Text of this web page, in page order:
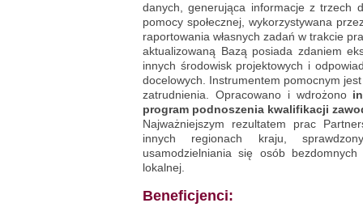
danych, generująca informacje z trzech
pomocy społecznej, wykorzystywana
raportowania własnych zadań w trakcie
aktualizowaną Bazą posiada zdaniem
innych środowisk projektowych i
docelowych. Instrumentem pomocnym
zatrudnienia. Opracowano i wdrożono
program podnoszenia kwalifikacji
Najważniejszym rezultatem prac
innych regionach kraju,
usamodzielniania się osób
lokalnej.
Beneficjenci: